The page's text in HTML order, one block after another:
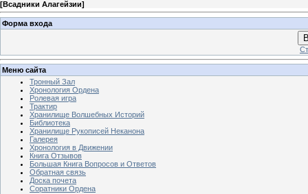
[Всадники Алагейзии]
Форма входа
Меню сайта
Тронный Зал
Хронология Ордена
Ролевая игра
Трактир
Хранилище Волшебных Историй
Библиотека
Хранилище Рукописей Неканона
Галерея
Хронология в Движении
Книга Отзывов
Большая Книга Вопросов и Ответов
Обратная связь
Доска почета
Соратники Ордена